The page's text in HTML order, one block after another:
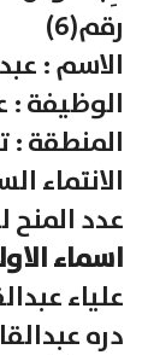
رقم(6)
الاسم :
الوظيفة :
المنطقة :
الانتماء
عدد المنح
اسماء
علياء
دره